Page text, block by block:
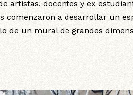
artistas, docentes y ex
comenzaron a desarrollar un
de un mural de grandes